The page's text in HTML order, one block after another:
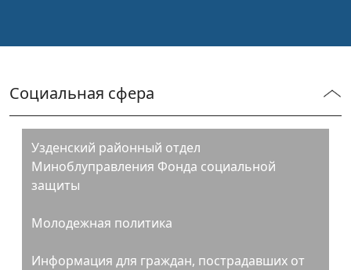
Социальная сфера
Узденский районный отдел
Миноблуправления Фонда социальной
защиты
Молодежная политика
Информация для граждан, пострадавших от